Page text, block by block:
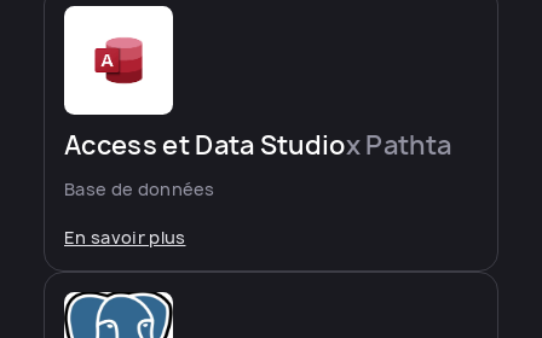
Access et Data Studiox Pathta
Base de données
En savoir plus